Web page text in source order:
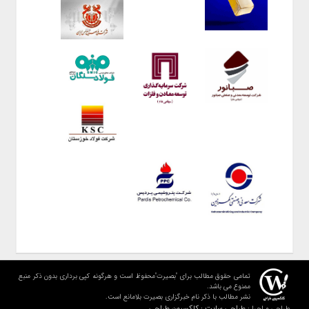
تمامی حقوق مطالب برای "بصیرت"محفوظ است و هرگونه کپی برداری بدون ذکر منبع
ممنوع می باشد.
نشر مطالب با ذکر نام خبرگزاری بصیرت بلامانع است.